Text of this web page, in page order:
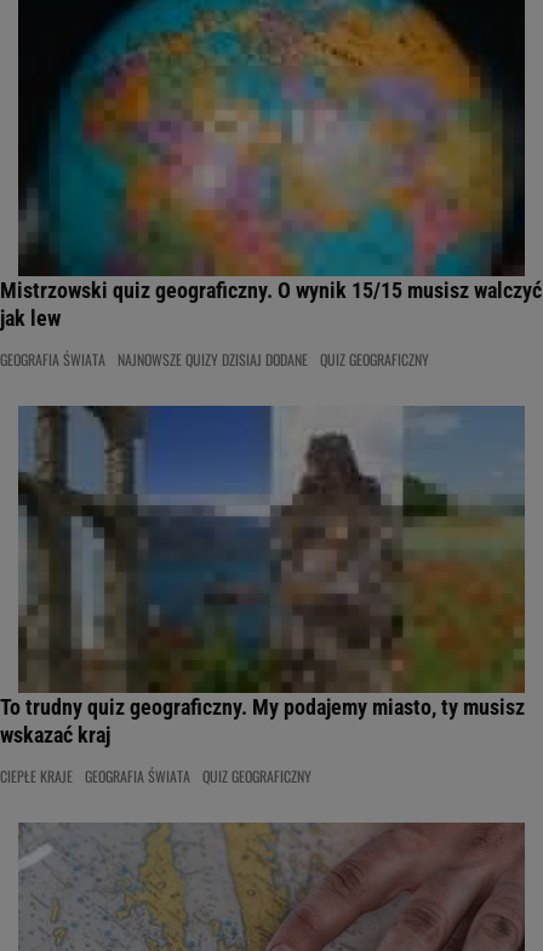
Mistrzowski quiz geograficzny. O wynik 15/15 musisz walczyć
jak lew
GEOGRAFIA ŚWIATA NAJNOWSZE QUIZY DZISIAJ DODANE QUIZ GEOGRAFICZNY
To trudny quiz geograficzny. My podajemy miasto, ty musisz
wskazać kraj
CIEPŁE KRAJE GEOGRAFIA ŚWIATA QUIZ GEOGRAFICZNY